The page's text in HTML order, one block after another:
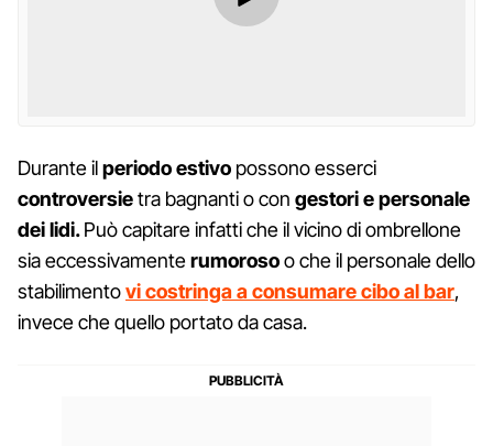
Durante ilperiodo estivo possono esserci
controversietra bagnanti o con gestori e personale
dei lidi.Può capitare infatti che il vicino di ombrellone
sia eccessivamenterumorosoo che il personale dello
stabilimentovi costringa a consumare cibo al bar,
invece che quello portato da casa.